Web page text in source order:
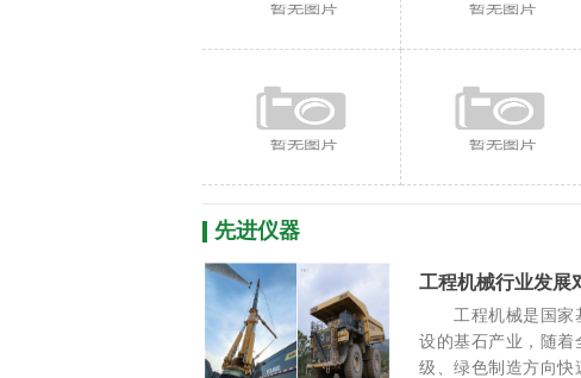
先进仪器
工程机械行业发展
工程机械是国家
设的基石产业，随着
级、绿色制造方向快